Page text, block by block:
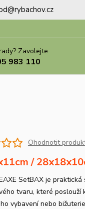
Zavolejte.
983 110
Ohodnotit
/
SetBAX je
tvaru, které poslouží
vybavení nebo